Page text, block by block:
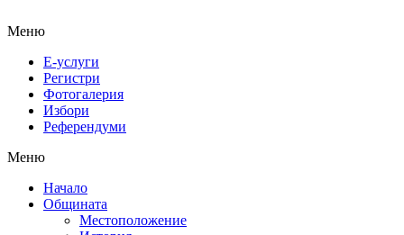
Меню
Е-услуги
Регистри
Фотогалерия
Избори
Референдуми
Меню
Начало
Общината
Местоположение